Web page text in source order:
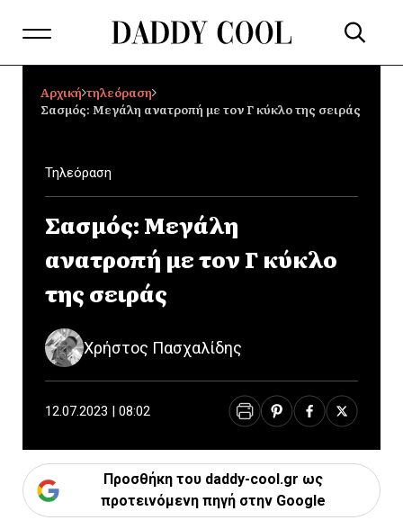
Αρχική τηλεόραση
Σασμός: Μεγάλη ανατροπή με τον Γ κύκλο της σειράς
Τηλεόραση
Σασμός: Μεγάλη
ανατροπή με τον Γ κύκλο
της σειράς
Χρήστος Πασχαλίδης
12.07.2023 | 08:02
Προσθήκη του daddy-cool.gr ως
προτεινόμενη πηγή στην Google